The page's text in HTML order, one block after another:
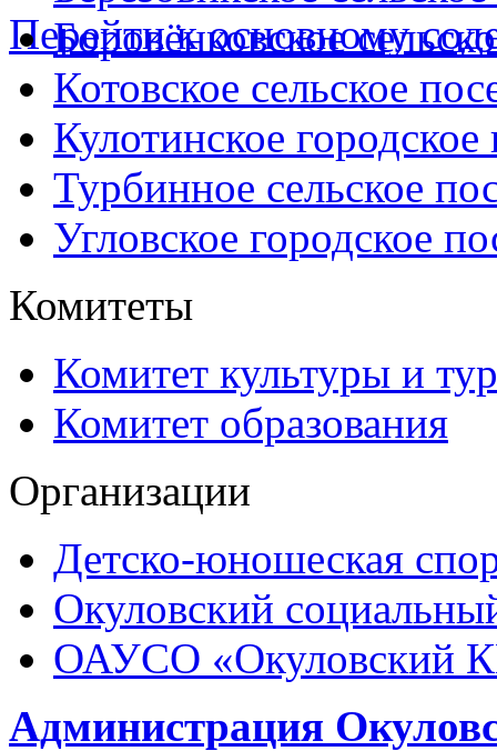
Перейти к основному
Боровёнковское
Котовское сельское
Кулотинское городское
Турбинное сельское
Угловское городское
Комитеты
Комитет культуры и
Комитет образования
Организации
Детско-юношеская
Окуловский
ОАУСО «Окуловский
Администрация